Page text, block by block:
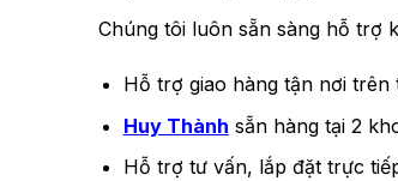
Chúng tôi luôn sẵn sàng hỗ trợ
Hỗ trợ giao hàng tận nơi
Huy Thành sẵn hàng tại 2
Hỗ trợ tư vấn, lắp đặt trực